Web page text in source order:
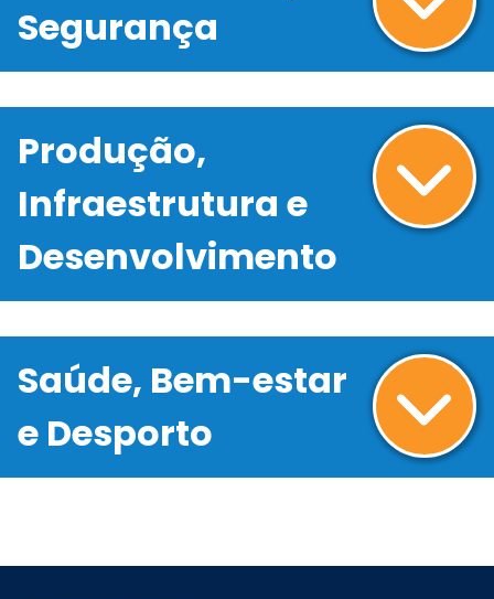
Segurança
Produção,
Infraestrutura e
Desenvolvimento
Saúde, Bem-estar
e Desporto